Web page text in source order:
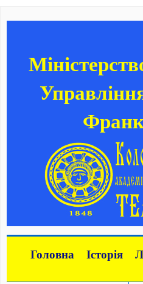
Головна Історія